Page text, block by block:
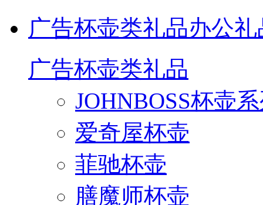
广告杯壶类礼品办公礼
广告杯壶类礼品
JOHNBOSS杯壶
爱奇屋杯壶
菲驰杯壶
膳魔师杯壶